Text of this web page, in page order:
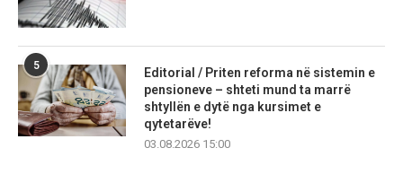
5
Editorial / Priten reforma në sistemin e
pensioneve – shteti mund ta marrë
shtyllën e dytë nga kursimet e
qytetarëve!
03.08.2026 15:00